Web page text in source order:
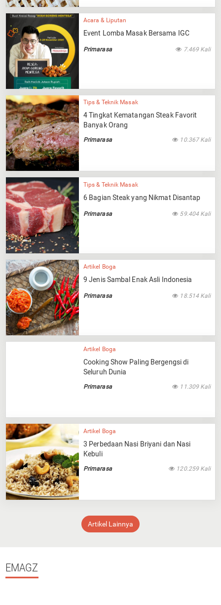
Acara & Liputan
Event Lomba Masak Bersama IGC
Primarasa 7.469 Kali
Tips & Teknik Masak
4 Tingkat Kematangan Steak Favorit
Banyak Orang
Primarasa 10.367 Kali
Tips & Teknik Masak
6 Bagian Steak yang Nikmat Disantap
Primarasa 59.404 Kali
Artikel Boga
9 Jenis Sambal Enak Asli Indonesia
Primarasa 18.514 Kali
Artikel Boga
Cooking Show Paling Bergengsi di
Seluruh Dunia
Primarasa 11.309 Kali
Artikel Boga
3 Perbedaan Nasi Briyani dan Nasi
Kebuli
Primarasa 120.259 Kali
Artikel Lainnya
EMAGZ